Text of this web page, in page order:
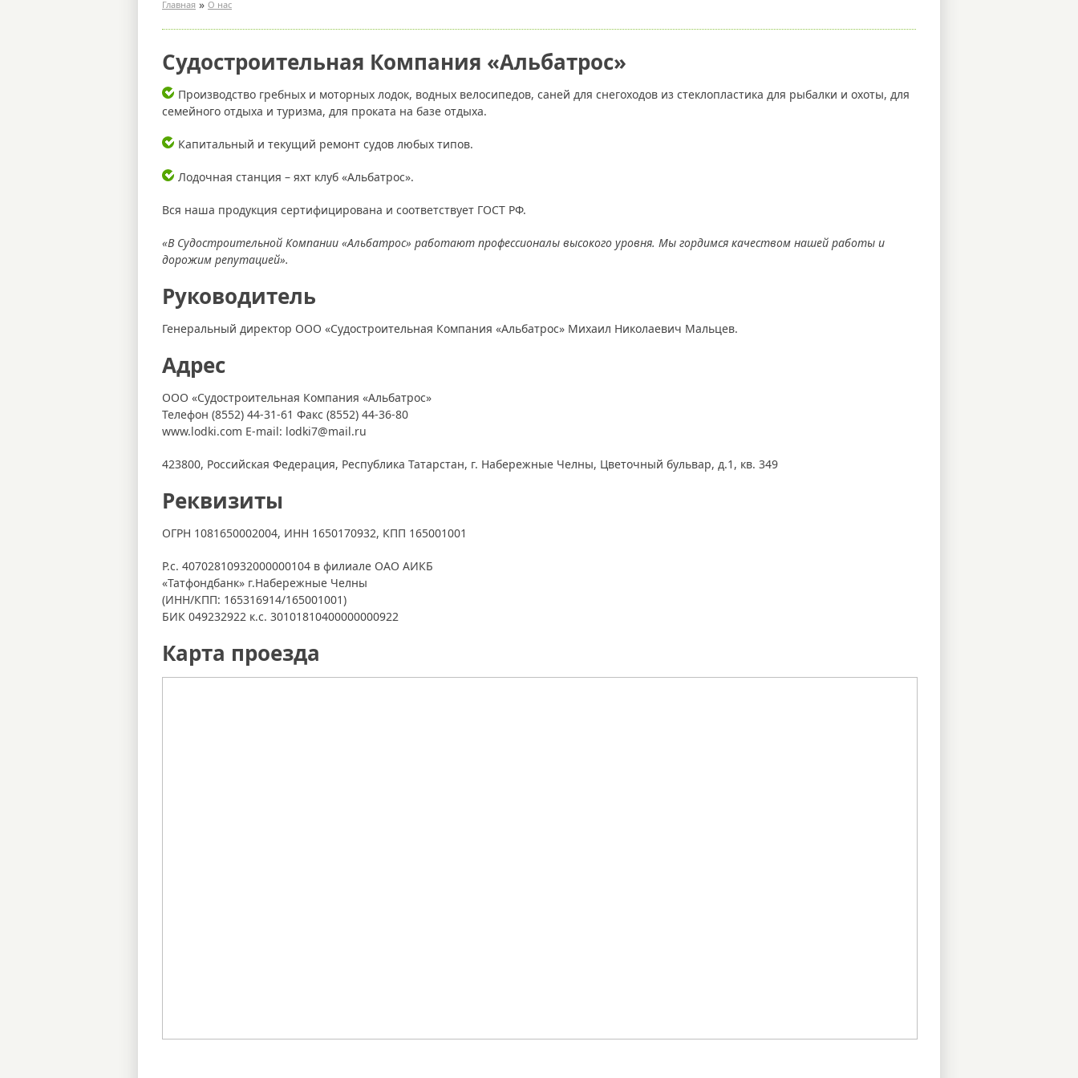
Главная » О нас
Судостроительная Компания «Альбатрос»
Производство гребных и моторных лодок, водных велосипедов, саней для снегоходов из стеклопластика для рыбалки и охоты, для
семейного отдыха и туризма, для проката на базе отдыха.
Капитальный и текущий ремонт судов любых типов.
Лодочная станция – яхт клуб «Альбатрос».
Вся наша продукция сертифицирована и соответствует ГОСТ РФ.
«В Судостроительной Компании «Альбатрос» работают профессионалы высокого уровня. Мы гордимся качеством нашей работы и
дорожим репутацией».
Руководитель
Генеральный директор ООО «Судостроительная Компания «Альбатрос» Михаил Николаевич Мальцев.
Адрес
ООО «Судостроительная Компания «Альбатрос»
Телефон (8552) 44-31-61 Факс (8552) 44-36-80
www.lodki.com E-mail: lodki7@mail.ru
423800, Российская Федерация, Республика Татарстан, г. Набережные Челны, Цветочный бульвар, д.1, кв. 349
Реквизиты
ОГРН 1081650002004, ИНН 1650170932, КПП 165001001
Р.с. 40702810932000000104 в филиале ОАО АИКБ
«Татфондбанк» г.Набережные Челны
(ИНН/КПП: 165316914/165001001)
БИК 049232922 к.с. 30101810400000000922
Карта проезда